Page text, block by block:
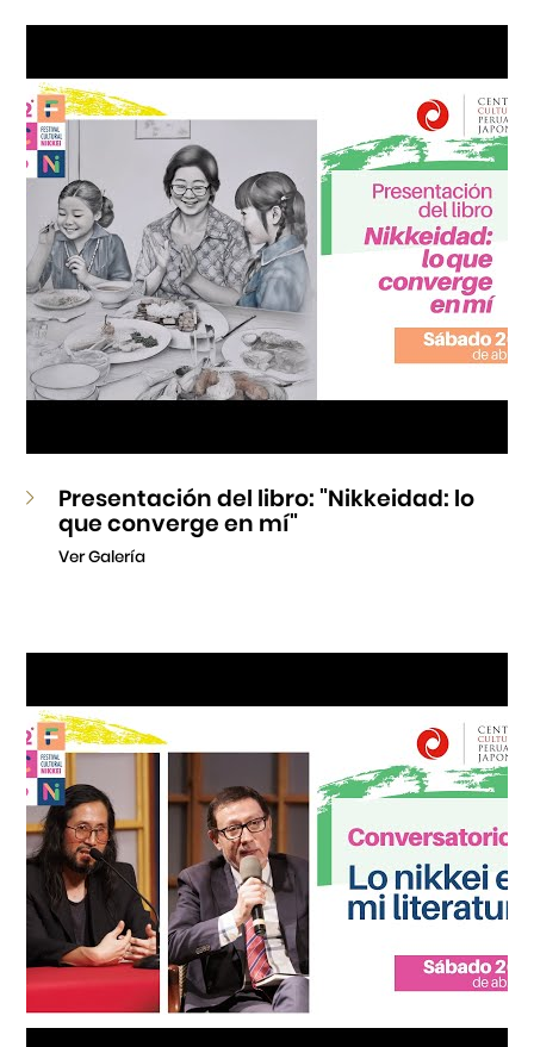
Museo de la Inmigración Japonesa
Fondo Editorial
Teatro Peruano Japonés
Presentación del libro: "Nikkeidad: lo
que converge en mí"
Ver Galería